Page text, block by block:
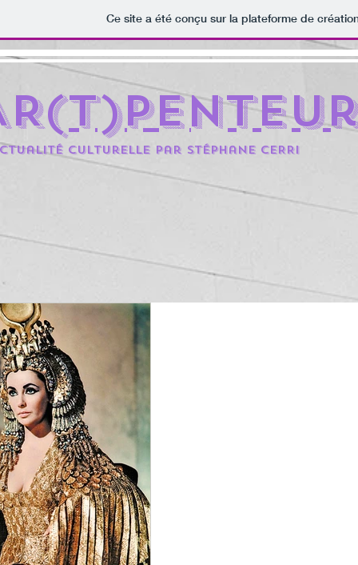
Ce site a été conçu sur la plateforme de
culturelle par Stéphane CERRi